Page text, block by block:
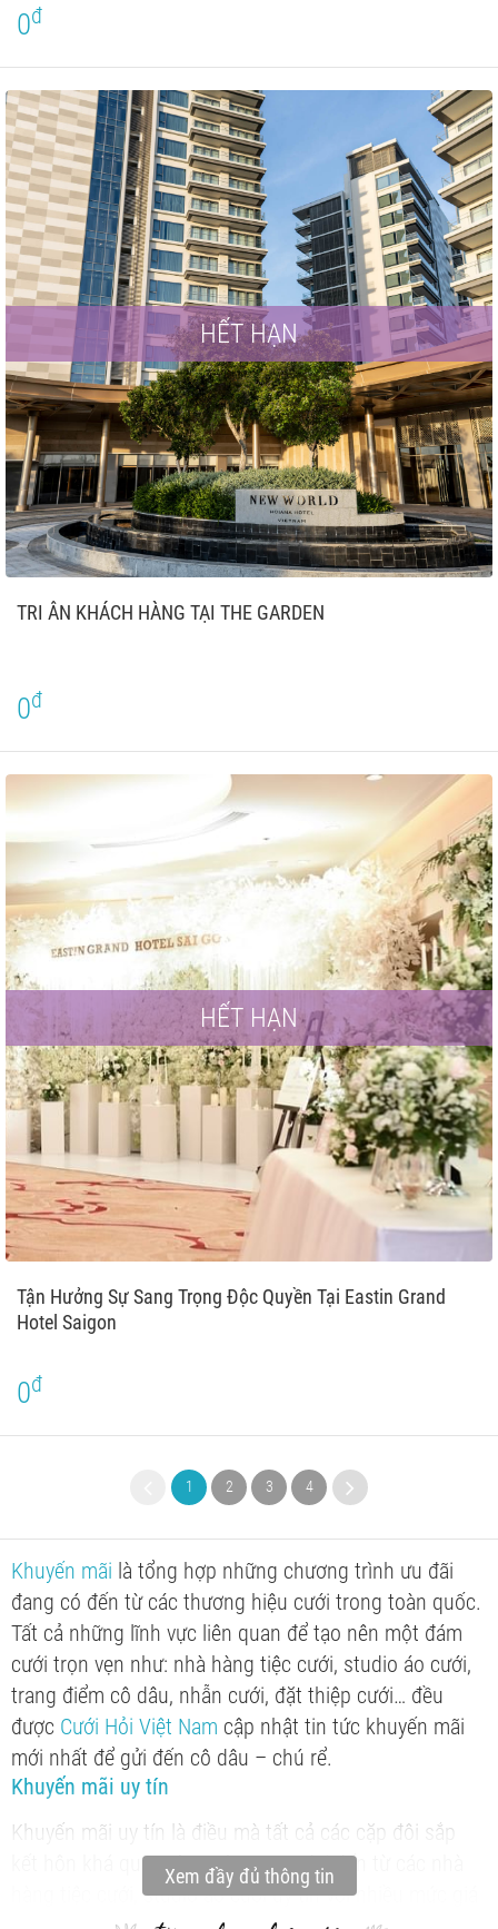
0đ
HẾT HẠN
TRI ÂN KHÁCH HÀNG TẠI THE GARDEN
0đ
HẾT HẠN
Tận Hưởng Sự Sang Trọng Độc Quyền Tại Eastin Grand
Hotel Saigon
0đ
1 2 3 4
Khuyến mãi là tổng hợp những chương trình ưu đãi
đang có đến từ các thương hiệu cưới trong toàn quốc.
Tất cả những lĩnh vực liên quan để tạo nên một đám
cưới trọn vẹn như: nhà hàng tiệc cưới, studio áo cưới,
trang điểm cô dâu, nhẫn cưới, đặt thiệp cưới… đều
được Cưới Hỏi Việt Nam cập nhật tin tức khuyến mãi
mới nhất để gửi đến cô dâu – chú rể.
Khuyến mãi uy tín
Khuyến mãi uy tín là điều mà tất cả các cặp đôi sắp
kết hôn khá quan tâm. Những ưu đãi đến từ các nhà
hàng tiệc cưới, studio áo cưới uy tín với nhiều mức giá
Xem đầy đủ thông tin